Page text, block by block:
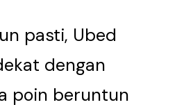
pasti, Ubed
dengan
poin beruntun